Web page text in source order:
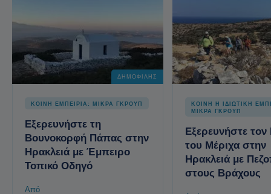
ΔΗΜΟΦΙΛΉΣ
ΚΟΙΝΗ ΕΜΠΕΙΡΙΑ: ΜΙΚΡΑ ΓΚΡΟΥΠ
Εξερευνήστε τη
Βουνοκορφή Πάπας στην
Ηρακλειά με Έμπειρο
Τοπικό Οδηγό
Από
ΚΟΙΝΗ Η ΙΔΙΩΤΙΚΗ
ΜΙΚΡΑ ΓΚΡΟΥΠ
Εξερευνήστε
του Μέριχα στην
Ηρακλειά με
στους Βράχους